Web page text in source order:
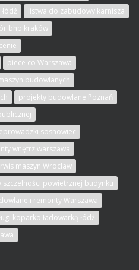
listwa do zabudowy karnisza
bhp kraków
piece co Warszawa
budowlanych
projekty budowlane Poznań
sosnowiec
wnętrz warszawa
maszyn Wrocław
szczelności powietrznej budynku
i remonty Warszawa
koparko ładowarką łódź